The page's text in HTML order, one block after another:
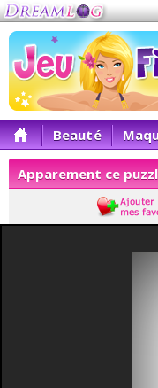
Beauté
Apparement ce